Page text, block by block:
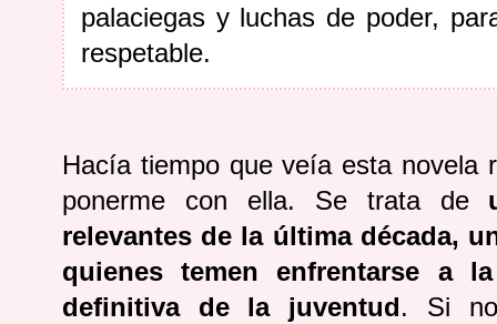
palaciegas y luchas de poder,
respetable.
Hacía tiempo que veía esta novela
ponerme con ella. Se trata de
relevantes de la última década,
quienes temen enfrentarse a
definitiva de la juventud. Si no